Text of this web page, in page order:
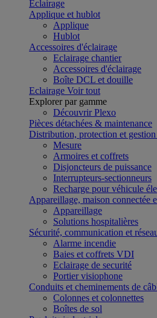
Eclairage
Applique et hublot
Applique
Hublot
Accessoires d'éclairage
Eclairage chantier
Accessoires d'éclairage
Boîte DCL et douille
Eclairage Voir tout
Explorer par gamme
Découvrir Plexo
Pièces détachées & maintenance
Distribution, protection et
Mesure
Armoires et coffrets
Disjoncteurs de puissance
Interrupteurs-sectionneurs
Recharge pour véhicule
Appareillage, maison connectée
Appareillage
Solutions hospitalières
Sécurité, communication et
Alarme incendie
Baies et coffrets VDI
Eclairage de securité
Portier visiophone
Conduits et cheminements de
Colonnes et colonnettes
Boîtes de sol